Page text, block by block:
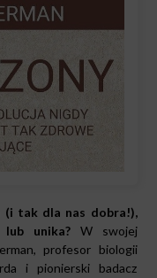
(i tak dla nas dobra!),
unika?W swojej
profesor biologii
i pionierski badacz